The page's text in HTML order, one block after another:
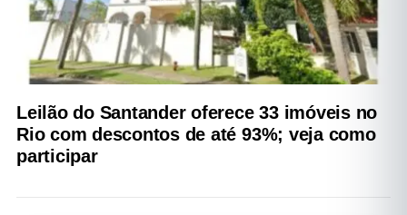
Leilão do Santander oferece 33 imóveis no
Rio com descontos de até 93%; veja como
participar